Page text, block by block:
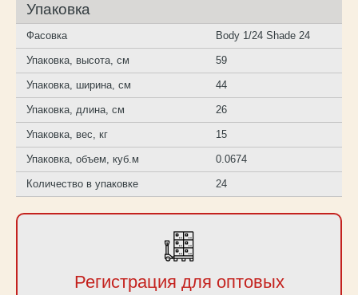
Упаковка
Фасовка Body 1/24 Shade 24
Упаковка, высота, см 59
Упаковка, ширина, см 44
Упаковка, длина, см 26
Упаковка, вес, кг 15
Упаковка, объем, куб.м 0.0674
Количество в упаковке 24
Регистрация для оптовых